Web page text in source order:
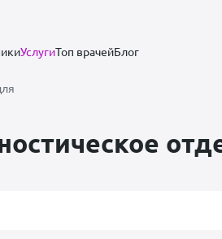
УслугиТоп врачейБлог